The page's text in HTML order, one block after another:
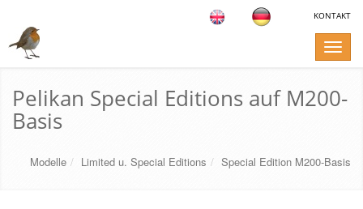
KONTAKT
Toggle
Pelikan Special Editions auf M200-
Basis
Modelle Limited u. Special Editions Special Edition M200-Basis